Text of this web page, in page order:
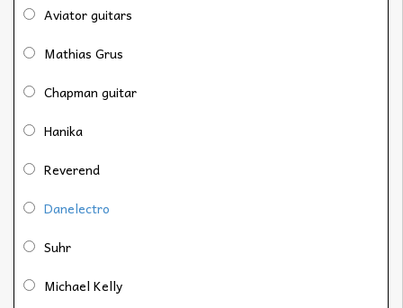
Aviator guitars
Mathias Grus
Chapman guitar
Hanika
Reverend
Danelectro
Suhr
Michael Kelly